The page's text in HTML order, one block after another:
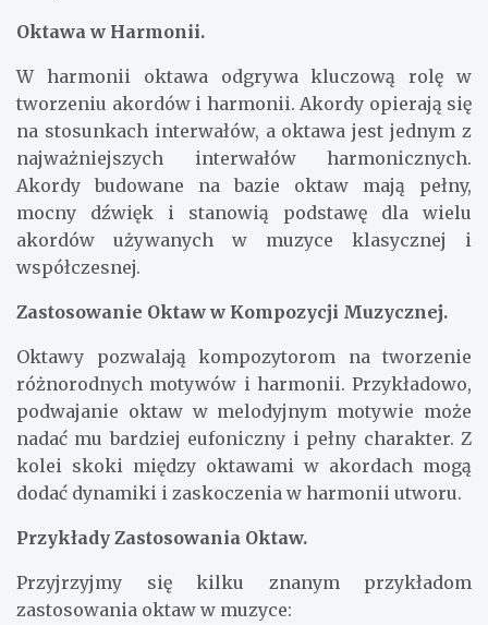
Oktawa w Harmonii.
W harmonii oktawa odgrywa kluczową rolę w
tworzeniu akordów i harmonii. Akordy opierają się
na stosunkach interwałów, a oktawa jest jednym z
najważniejszych interwałów harmonicznych.
Akordy budowane na bazie oktaw mają pełny,
mocny dźwięk i stanowią podstawę dla wielu
akordów używanych w muzyce klasycznej i
współczesnej.
Zastosowanie Oktaw w Kompozycji Muzycznej.
Oktawy pozwalają kompozytorom na tworzenie
różnorodnych motywów i harmonii. Przykładowo,
podwajanie oktaw w melodyjnym motywie może
nadać mu bardziej eufoniczny i pełny charakter. Z
kolei skoki między oktawami w akordach mogą
dodać dynamiki i zaskoczenia w harmonii utworu.
Przykłady Zastosowania Oktaw.
Przyjrzyjmy się kilku znanym przykładom
zastosowania oktaw w muzyce: